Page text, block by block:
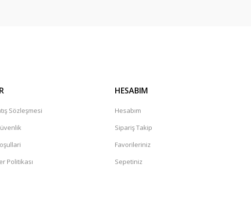
Sözleşmesi
Politikası
HESABIM
Hesabım
Sipariş Takip
Favorileriniz
Sepetiniz